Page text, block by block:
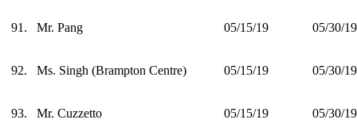
91. Mr. Pang 05/15/19 05/30/19
92. Ms. Singh (Brampton Centre) 05/15/19 05/30/19
93. Mr. Cuzzetto 05/15/19 05/30/19